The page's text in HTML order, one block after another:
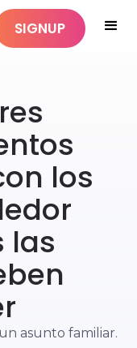
SIGNUP
los
las
asunto familiar.